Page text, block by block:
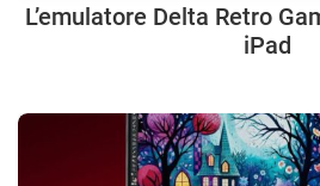
L’emulatore Delta Retro
iPad